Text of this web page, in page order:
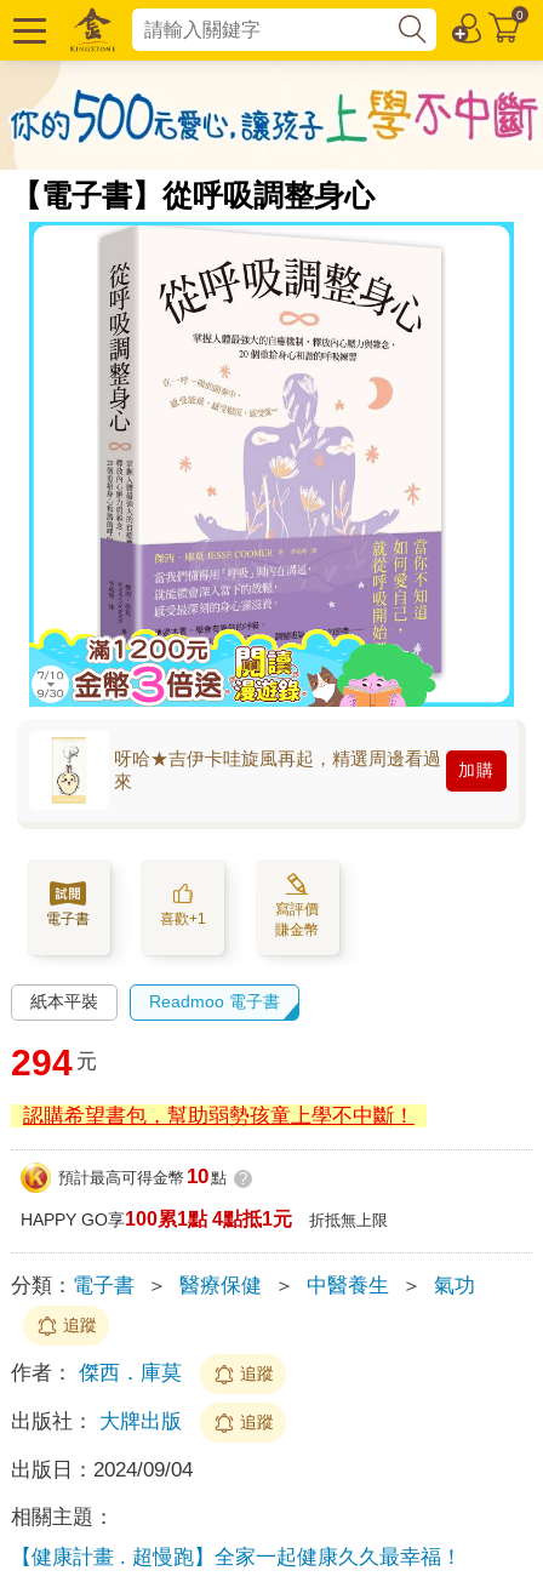
0
【電子書】從呼吸調整身心
呀哈★吉伊卡哇旋風再起，精選周邊看過
來
加購
電子書 喜歡+1
寫評價
賺金幣
紙本平裝 Readmoo 電子書
294 元
認購希望書包，幫助弱勢孩童上學不中斷！
預計最高可得金幣 10點 ?
HAPPY GO享100累1點 4點抵1元 折抵無上限
分類： 電子書 ＞ 醫療保健 ＞ 中醫養生 ＞ 氣功
追蹤
作者： 傑西．庫莫 追蹤
出版社： 大牌出版 追蹤
出版日： 2024/09/04
相關主題：
【健康計畫 . 超慢跑】全家一起健康久久最幸福！